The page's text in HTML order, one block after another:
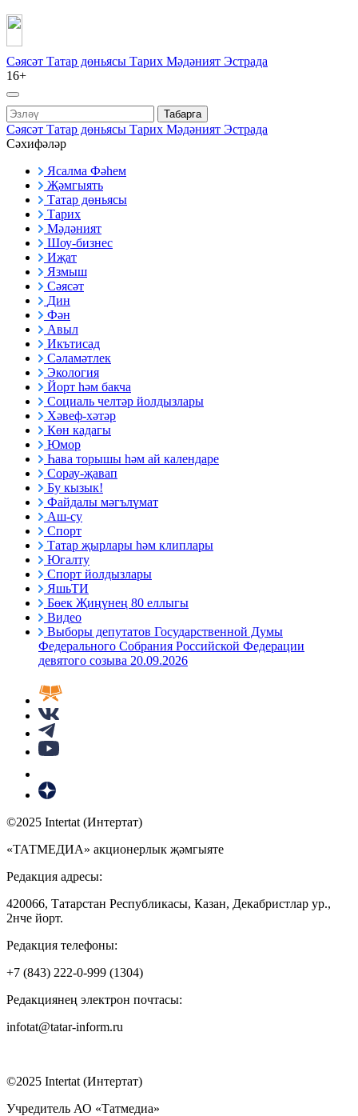
Сәясәт Татар дөньясы Тарих Мәдәният Эстрада
16+
Табарга
Сәясәт Татар дөньясы Тарих Мәдәният Эстрада
Сәхифәләр
Ясалма Фәһем
Җәмгыять
Татар дөньясы
Тарих
Мәдәният
Шоу-бизнес
Иҗат
Язмыш
Сәясәт
Дин
Фән
Авыл
Икътисад
Сәламәтлек
Экология
Йорт һәм бакча
Социаль челтәр йолдызлары
Хәвеф-хәтәр
Көн кадагы
Юмор
Һава торышы һәм ай календаре
Сорау-җавап
Бу кызык!
Файдалы мәгълүмат
Аш-су
Спорт
Татар җырлары һәм клиплары
Югалту
Спорт йолдызлары
ЯшьТИ
Бөек Җиңүнең 80 еллыгы
Видео
Выборы депутатов Государственной Думы
Федерального Собрания Российской Федерации
девятого созыва 20.09.2026
©2025 Intertat (Интертат)
«ТАТМЕДИА» акционерлык җәмгыяте
Редакция адресы:
420066, Татарстан Республикасы, Казан, Декабристлар ур.,
2нче йорт.
Редакция телефоны:
+7 (843) 222-0-999 (1304)
Редакциянең электрон почтасы:
infotat@tatar-inform.ru
©2025 Intertat (Интертат)
Учредитель АО «Татмедиа»